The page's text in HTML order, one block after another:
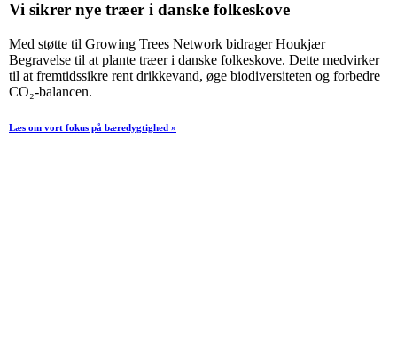
Vi sikrer nye træer i danske folkeskove
Med støtte til Growing Trees Network bidrager Houkjær
Begravelse til at plante træer i danske folkeskove. Dette medvirker
til at fremtidssikre rent drikkevand, øge biodiversiteten og forbedre
CO₂-balancen.
Læs om vort fokus på bæredygtighed »